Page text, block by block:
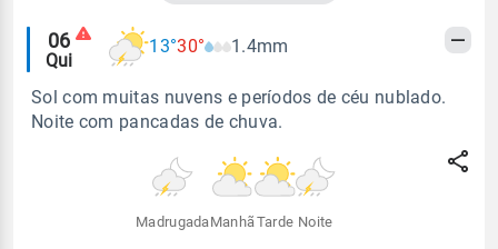
Alertas
meteorológicos
06
Qui
13°30° 1.4mm
Sol com muitas nuvens e períodos de céu nublado.
Noite com pancadas de chuva.
Madrugada Manhã Tarde Noite